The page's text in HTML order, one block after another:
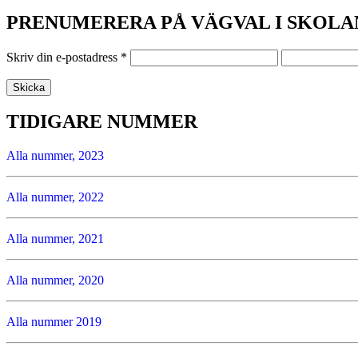
PRENUMERERA PÅ VÄGVAL I
Skriv din e-postadress *
TIDIGARE NUMMER
Alla nummer, 2023
Alla nummer, 2022
Alla nummer, 2021
Alla nummer, 2020
Alla nummer 2019